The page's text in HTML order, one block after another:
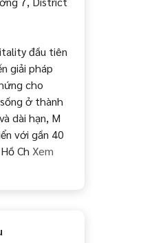
đầu tiên
giải pháp
cho
ở thành
dài hạn, M
với gần 40
Ch Xem